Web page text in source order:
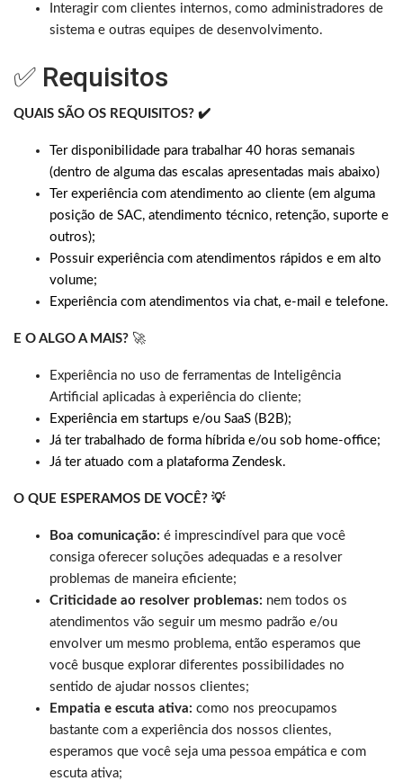
Interagir com clientes internos, como administradores de
sistema e outras equipes de desenvolvimento.
✅ Requisitos
QUAIS SÃO OS REQUISITOS? ✔️
Ter disponibilidade para trabalhar 40 horas semanais
(dentro de alguma das escalas apresentadas mais abaixo)
Ter experiência com atendimento ao cliente (em alguma
posição de SAC, atendimento técnico, retenção, suporte e
outros);
Possuir experiência com atendimentos rápidos e em alto
volume;
Experiência com atendimentos via chat, e-mail e telefone.
E O ALGO A MAIS? 🚀
Experiência no uso de ferramentas de Inteligência
Artificial aplicadas à experiência do cliente;
Experiência em startups e/ou SaaS (B2B);
Já ter trabalhado de forma híbrida e/ou sob home-office;
Já ter atuado com a plataforma Zendesk.
O QUE ESPERAMOS DE VOCÊ? 💡
Boa comunicação: é imprescindível para que você
consiga oferecer soluções adequadas e a resolver
problemas de maneira eficiente;
Criticidade ao resolver problemas: nem todos os
atendimentos vão seguir um mesmo padrão e/ou
envolver um mesmo problema, então esperamos que
você busque explorar diferentes possibilidades no
sentido de ajudar nossos clientes;
Empatia e escuta ativa: como nos preocupamos
bastante com a experiência dos nossos clientes,
esperamos que você seja uma pessoa empática e com
escuta ativa;